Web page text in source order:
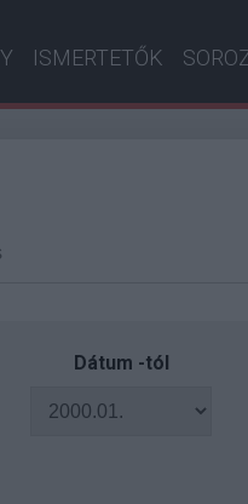
ISMERTETŐK
Dátum -tól